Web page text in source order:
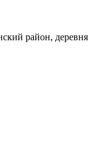
район, деревня